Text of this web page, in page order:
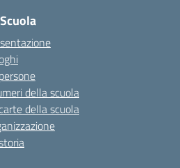
della scuola
della scuola